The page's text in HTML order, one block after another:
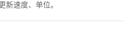
新速度、单位。